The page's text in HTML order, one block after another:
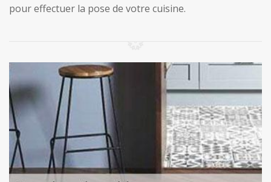
pour effectuer la pose de votre cuisine.